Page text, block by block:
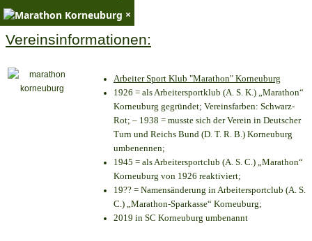
×
Vereinsinformationen:
Arbeiter Sport Klub "Marathon" Korneuburg
1926 = als Arbeitersportklub (A. S. K.) „Marathon“
Korneuburg gegründet; Vereinsfarben: Schwarz-
Rot; – 1938 = musste sich der Verein in Deutscher
Turn und Reichs Bund (D. T. R. B.) Korneuburg
umbenennen;
1945 = als Arbeitersportclub (A. S. C.) „Marathon“
Korneuburg von 1926 reaktiviert;
19?? = Namensänderung in Arbeitersportclub (A. S.
C.) „Marathon-Sparkasse“ Korneuburg;
2019 in SC Korneuburg umbenannt